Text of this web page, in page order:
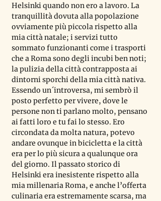
Helsinki quando non ero a lavoro. La
tranquillità dovuta alla popolazione
ovviamente più piccola rispetto alla
mia città natale; i servizi tutto
sommato funzionanti come i trasporti
che a Roma sono degli incubi ben noti;
la pulizia della città contrapposta ai
dintorni sporchi della mia città nativa.
Essendo un´introversa, mi sembrò il
posto perfetto per vivere, dove le
persone non ti parlano molto, pensano
ai fatti loro e tu fai lo stesso. Ero
circondata da molta natura, potevo
andare ovunque in bicicletta e la città
era per lo più sicura a qualunque ora
del giorno. Il passato storico di
Helsinki era inesistente rispetto alla
mia millenaria Roma, e anche l’offerta
culinaria era estremamente scarsa, ma